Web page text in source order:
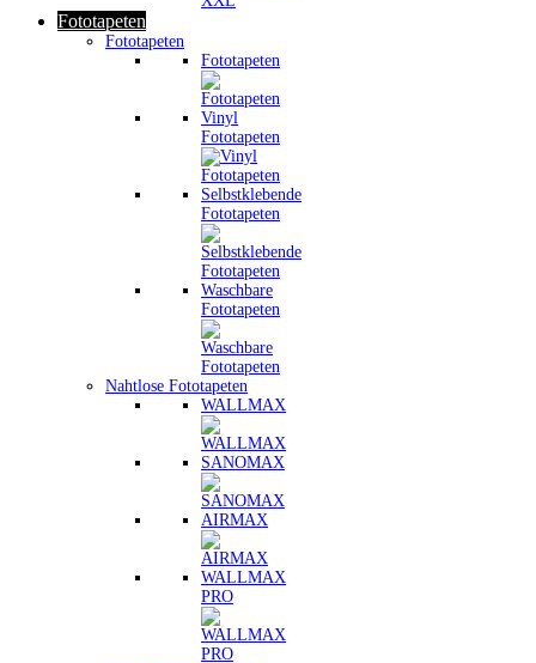
Fototapeten
Fototapeten
Fototapeten
Vinyl
Fototapeten
Selbstklebende
Fototapeten
Waschbare
Fototapeten
Nahtlose Fototapeten
WALLMAX
SANOMAX
AIRMAX
WALLMAX
PRO